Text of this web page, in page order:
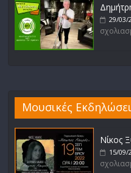
29/03/
Μουσικές
Νίκος
15/09/